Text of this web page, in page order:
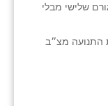
שלישי מבלי
התנועה מצ״ב